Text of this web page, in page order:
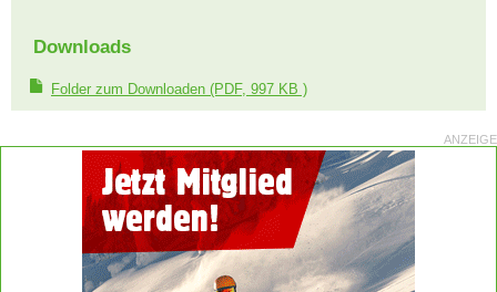
Downloads
Folder zum Downloaden (PDF, 997 KB )
ANZEIGE